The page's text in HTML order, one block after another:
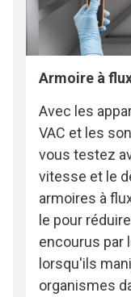
Armoire à
Avec les
VAC et les
vous testez
vitesse et le
armoires à
le pour
encourus par
lorsqu'ils
organismes